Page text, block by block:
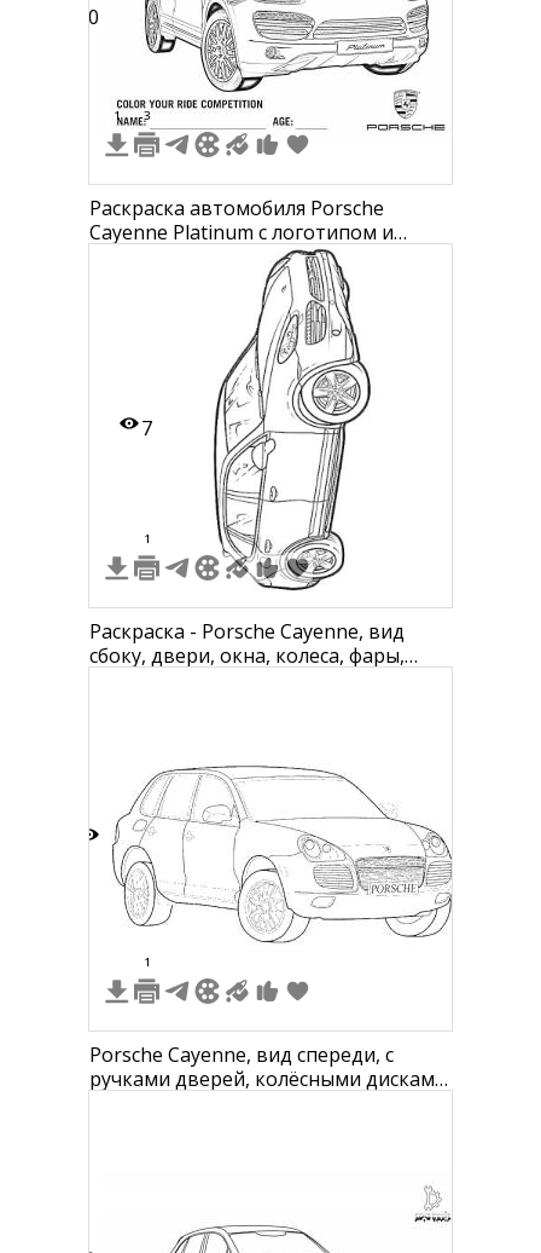
10
1 3
Раскраска автомобиля Porsche
Cayenne Platinum с логотипом и
текстовыми полями (NAME, AGE)
7
1
Раскраска - Porsche Cayenne, вид
сбоку, двери, окна, колеса, фары,
1
Porsche Cayenne, вид спереди, с
ручками дверей, колёсными дисками,